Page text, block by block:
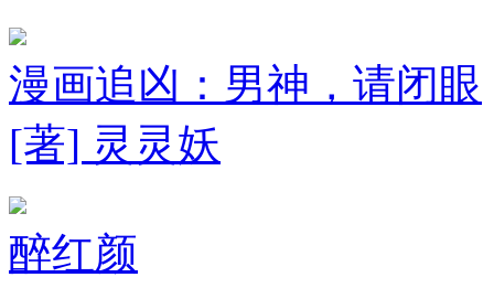
漫画追凶：男神，请闭眼
[著] 灵灵妖
醉红颜